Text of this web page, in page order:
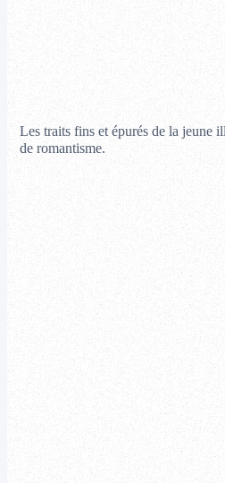
Les traits fins et épurés de la jeune
de romantisme.